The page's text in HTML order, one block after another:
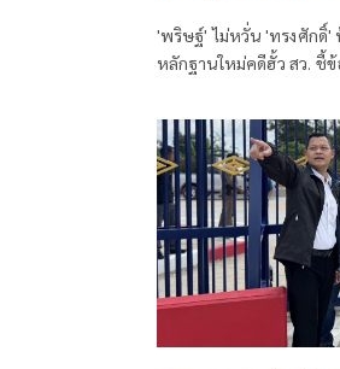
'พริษฐ์' ไม่หวั่น 'ทรงศักดิ์'
หลักฐานใหม่คดีฮั้ว สว. ชี้